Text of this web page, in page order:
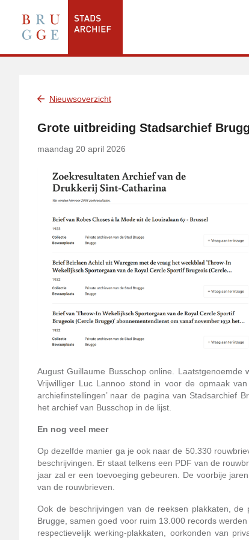
Nieuwsoverzicht
Grote uitbreiding Stadsarchief
maandag 20 april 2026
August Guillaume Busschop online.
Vrijwilliger Luc Lannoo stond in voor de opmaak
archiefinstellingen’ naar de pagina van Stadsarchief
het archief van Busschop in de lijst.
En nog veel meer
Op dezelfde manier ga je ook naar de 50.330
beschrijvingen. Er staat telkens een PDF van de
jaar zal er een toevoeging gebeuren. De voorbije
van de rouwbrieven.
Ook de beschrijvingen van de reeksen plakkaten,
Brugge, samen goed voor ruim 13.000 records
respectievelijk werking-plakkaten, oorkonden van